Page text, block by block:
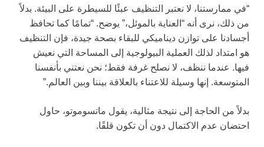
“في ممارستنا، لا نعتبر التنظيف عبئًا للسيطرة على البيئة. بدلاً
من ذلك، نرى أنه “العناية بالموئل،” يوضح. “تمامًا كما تحافظ
أجسادنا على توازن ديناميكي للبقاء بصحة جيدة، فإن التنظيف
هو امتداد لذلك العملية البيولوجية إلى المساحة التي نعيش
فيها. عندما ننظف، لا نصلح غرفة فقط؛ نحن نعتني بأنفسنا
المتوسعة. إنها وسيلة للاعتناء بالعلاقة بيننا وبين العالم.”
بدلاً من الحاجة إلى نتيجة مثالية، يقول ماتسوموتو، حاول
احتضان عدم الاكتمال دون أن تكون قلقًا.